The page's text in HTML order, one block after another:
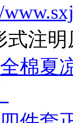
式注
棉夏